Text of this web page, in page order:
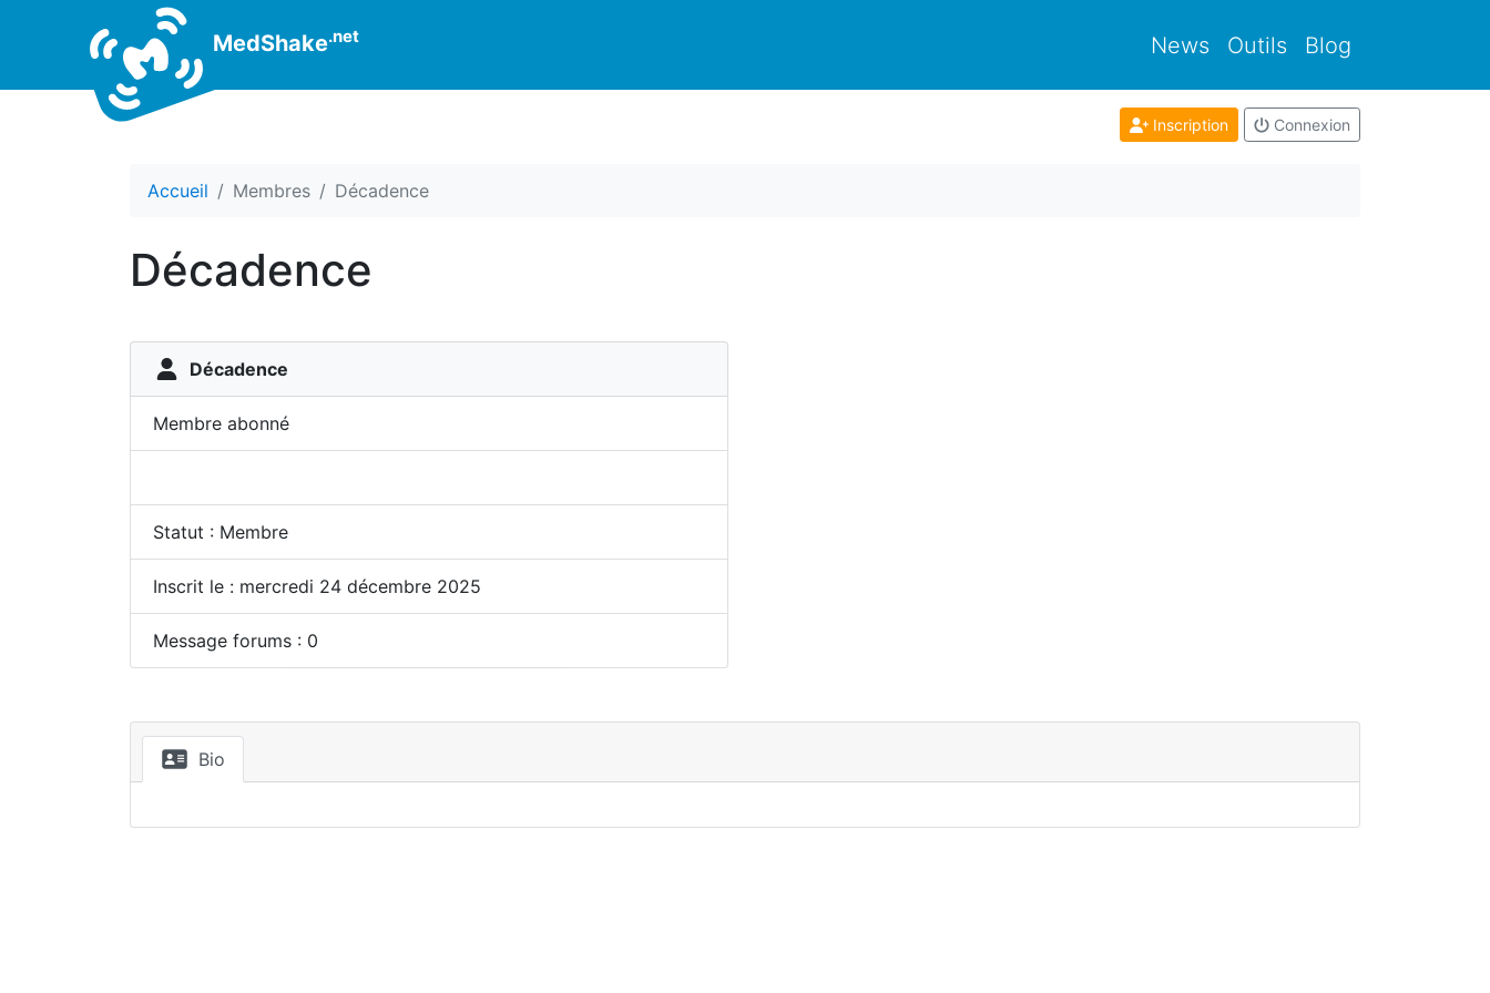
MedShake.net News Outils Blog
Inscription Connexion
Accueil Membres Décadence
Décadence
Décadence
Membre abonné
Statut : Membre
Inscrit le : mercredi 24 décembre 2025
Message forums : 0
Bio